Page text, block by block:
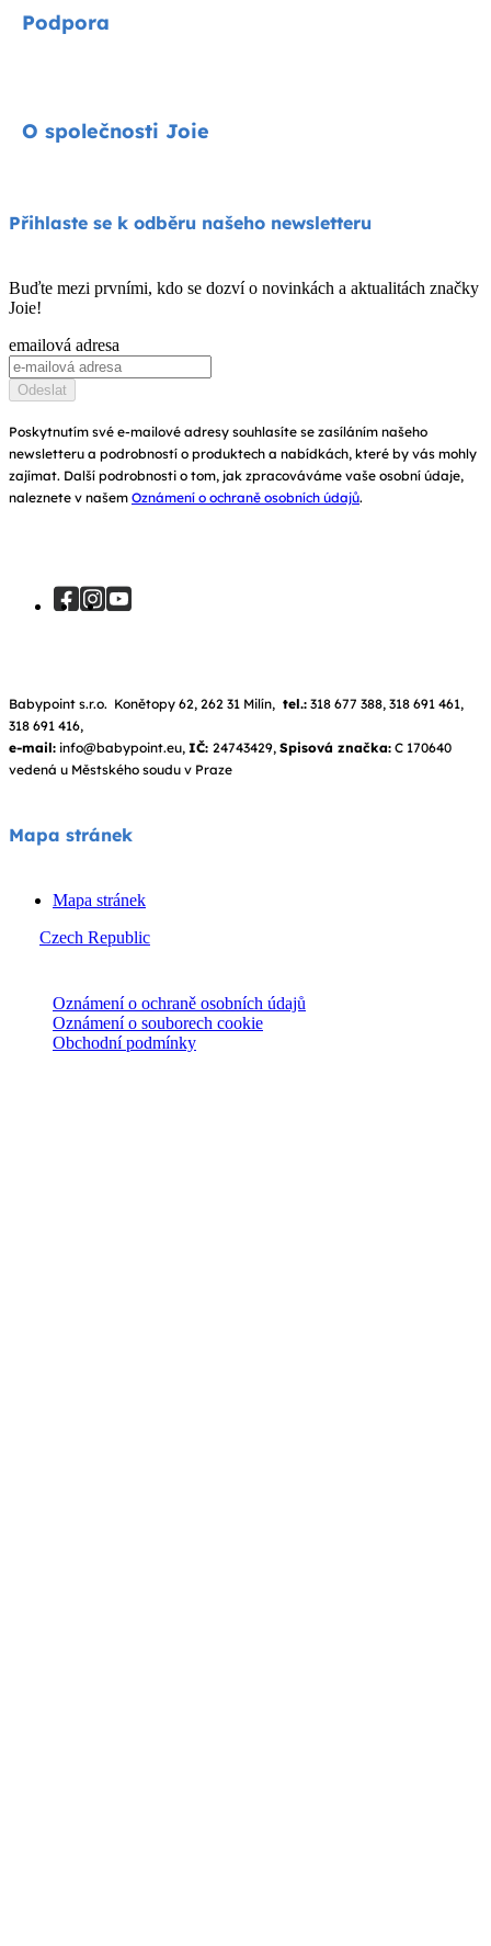
Kočárky
Houpátka a lehátka
Dětské postýlky a kolébky
Podpora
Záruka
Návod k obsluze
Mapa stránek
O společnosti Joie
O nás
Najít obchody
Zaregistrujte svůj výrobek
Přihlaste se k odběru našeho newsletteru
Buďte mezi prvními, kdo se dozví o novinkách a aktualitách značky
Joie!
emailová adresa
Odeslat
Poskytnutím své e-mailové adresy souhlasíte se zasíláním našeho
newsletteru a podrobností o produktech a nabídkách, které by vás mohly
zajímat. Další podrobnosti o tom, jak zpracováváme vaše osobní údaje,
naleznete v našem Oznámení o ochraně osobních údajů.
Babypoint s.r.o. Konětopy 62, 262 31 Milín, tel.: 318 677 388, 318 691 461,
318 691 416,
e-mail: info@babypoint.eu, IČ: 24743429, Spisová značka: C 170640
vedená u Městského soudu v Praze
Mapa stránek
Mapa stránek
Czech Republic
Oznámení o ochraně osobních údajů
Oznámení o souborech cookie
Obchodní podmínky